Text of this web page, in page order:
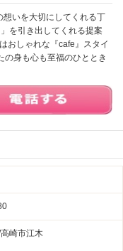
いを大切にしてくれる丁
を引き出してくれる提案
おしゃれな『cafe』スタイ
身も心も至福のひととき
崎市江木